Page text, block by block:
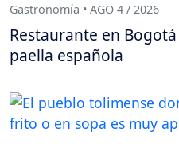
Gastronomía • AGO 4 / 2026
Restaurante en
paella española